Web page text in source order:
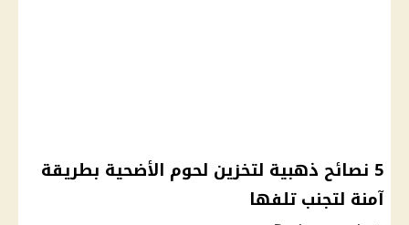
5 نصائح ذهبية لتخزين لحوم الأضحية بطريقة
آمنة لتجنب تلفها